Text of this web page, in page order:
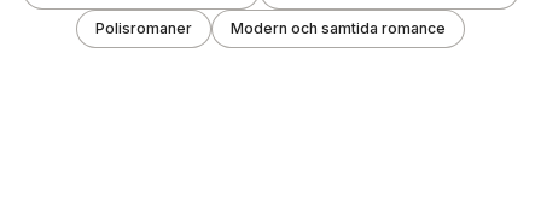
Polisromaner Modern och samtida romance